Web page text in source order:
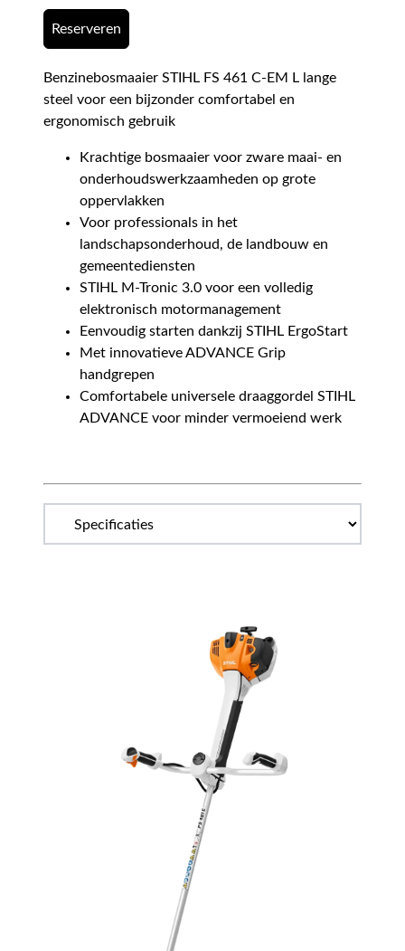
Reserveren
Benzinebosmaaier STIHL FS 461 C-EM L lange
steel voor een bijzonder comfortabel en
ergonomisch gebruik
Krachtige bosmaaier voor zware maai- en
onderhoudswerkzaamheden op grote
oppervlakken
Voor professionals in het
landschapsonderhoud, de landbouw en
gemeentediensten
STIHL M-Tronic 3.0 voor een volledig
elektronisch motormanagement
Eenvoudig starten dankzij STIHL ErgoStart
Met innovatieve ADVANCE Grip
handgrepen
Comfortabele universele draaggordel STIHL
ADVANCE voor minder vermoeiend werk